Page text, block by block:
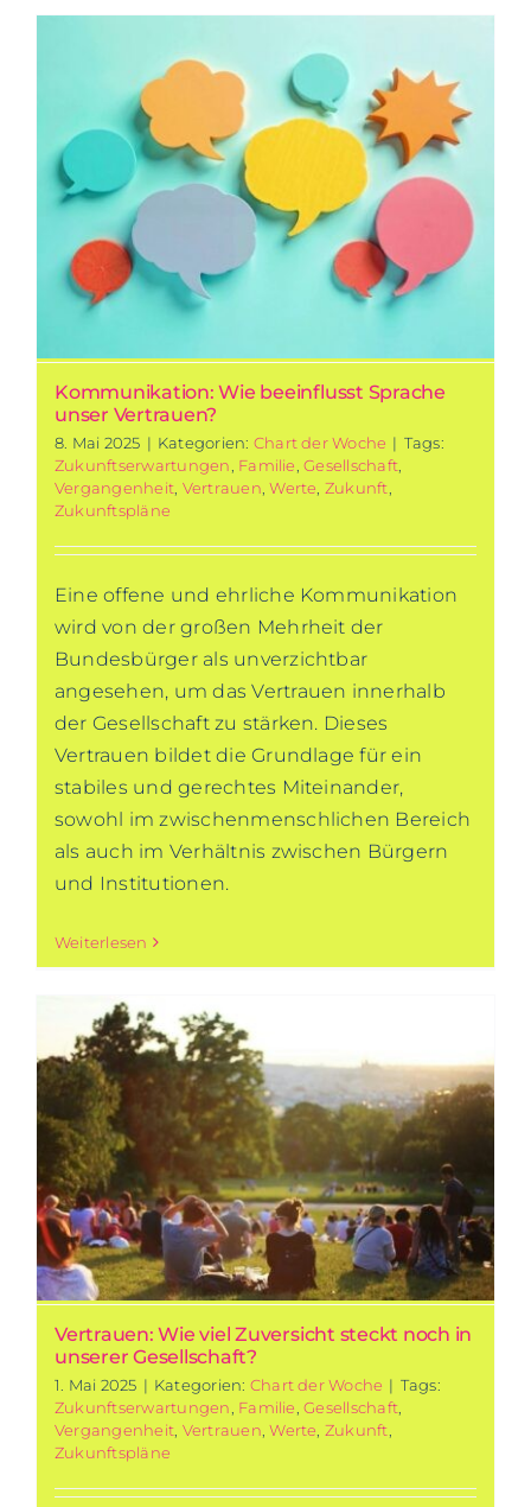
Kommunikation: Wie beeinflusst Sprache
unser Vertrauen?
8. Mai 2025 | Kategorien: Chart der Woche | Tags:
Zukunftserwartungen Familie ,Gesellschaft
Vergangenheit Vertrauen ,Werte Zukunft
Zukunftspläne
Eine offene und ehrliche Kommunikation
wird von der großen Mehrheit der
Bundesbürger als unverzichtbar
angesehen, um das Vertrauen innerhalb
der Gesellschaft zu stärken. Dieses
Vertrauen bildet die Grundlage für ein
stabiles und gerechtes Miteinander,
sowohl im zwischenmenschlichen Bereich
als auch im Verhältnis zwischen Bürgern
und Institutionen.
Weiterlesen
Vertrauen: Wie viel Zuversicht steckt noch in
unserer Gesellschaft?
1. Mai 2025 | Kategorien: Chart der Woche | Tags:
Zukunftserwartungen, Familie,Gesellschaft,
Vergangenheit, Vertrauen,Werte, Zukunft,
Zukunftspläne